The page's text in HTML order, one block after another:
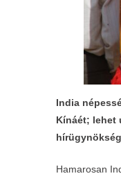
India
Kínáét; lehet
Hamarosan